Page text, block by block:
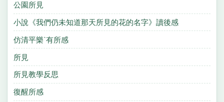
公園所見
小說《我們仍未知道那天所見的花的名字》讀後感
仿清平樂`有所感
所見
所見教學反思
復醒所感